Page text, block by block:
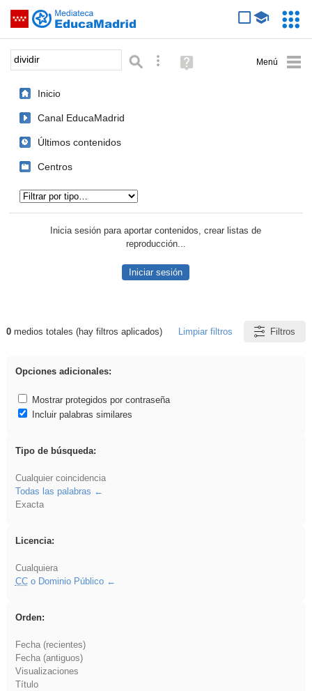
Saltar navegación
Palabra o frase: Búsqueda avanzada
Ayuda
(en
Inicio
Canal EducaMadrid
Últimos contenidos
Centros
Inicia sesión para aportar contenidos, crear listas de
reproducción...
Iniciar sesión
Resultados de: dividir
0medios totales (hay filtros aplicados) Limpiar filtros Filtros
Opciones adicionales:
Mostrar protegidos por contraseña
Incluir palabras similares
Tipo de búsqueda:
Cualquier coincidencia
Todas las palabras
Exacta
Licencia:
Cualquiera
CCo Dominio Público
Orden:
Fecha (recientes)
Fecha (antiguos)
Visualizaciones
Título